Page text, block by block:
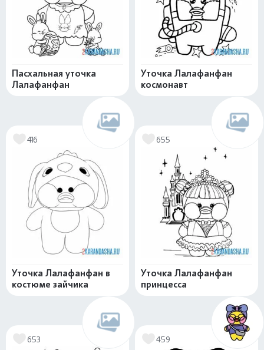
Пасхальная уточка
Лалафанфан
Уточка Лалафанфан
космонавт
416
Уточка Лалафанфан в
костюме зайчика
655
Уточка Лалафанфан
принцесса
653 459